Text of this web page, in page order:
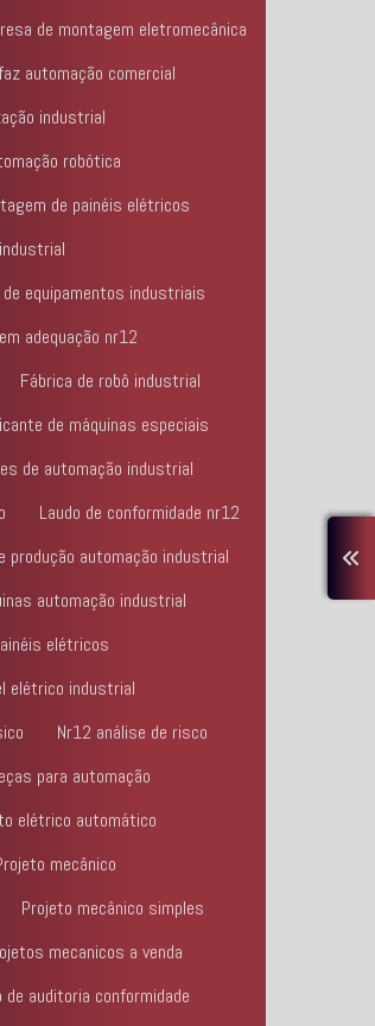
de montagem eletromecânica
automação comercial
industrial
robótica
de painéis elétricos
equipamentos industriais
adequação nr12
Fábrica de robô industrial
de máquinas especiais
de automação industrial
Laudo de conformidade nr12
produção automação industrial
automação industrial
elétricos
elétrico industrial
Nr12 análise de risco
para automação
elétrico automático
mecânico
Projeto mecânico simples
mecanicos a venda
de auditoria conformidade